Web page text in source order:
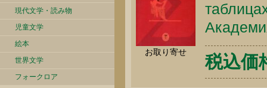
現代文学・読み物
児童文学
絵本
世界文学
フォークロア
お取り寄せ 税込